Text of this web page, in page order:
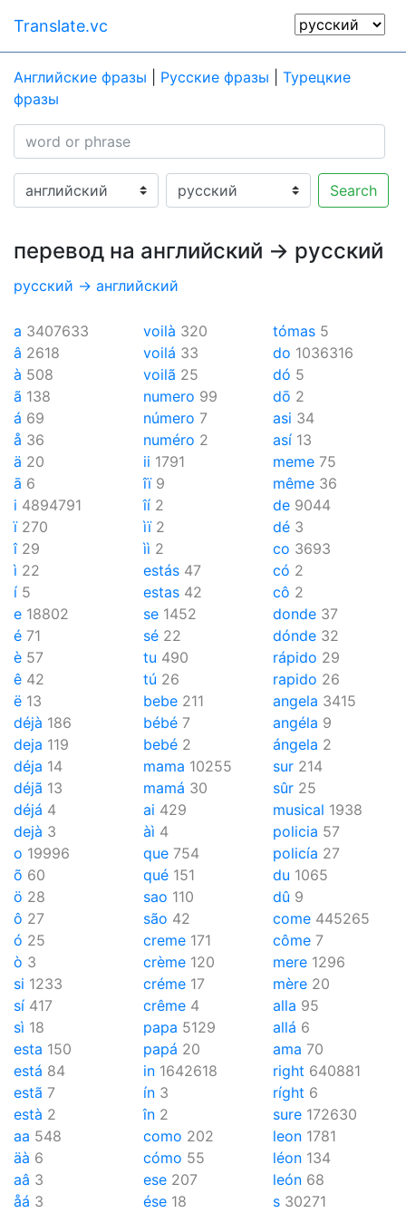
Translate.vc
Английские фразы Русские фразы
Турецкие
фразы
Search
перевод на английский → русский
русский → английский
a 3407633
â 2618
à 508
ã 138
á 69
å 36
ä 20
ā 6
i 4894791
ï 270
î 29
ì 22
í 5
e 18802
é 71
è 57
ê 42
ë 13
déjà 186
deja 119
déja 14
déjã 13
déjá 4
dejà 3
o 19996
õ 60
ö 28
ô 27
ó 25
ò 3
si 1233
sí 417
sì 18
esta 150
está 84
estã 7
està 2
aa 548
äà 6
aâ 3
åá 3
voilà 320
voilá 33
voilã 25
numero 99
número 7
numéro 2
ii 1791
îï 9
îí 2
ìï 2
ìì 2
estás 47
estas 42
se 1452
sé 22
tu 490
tú 26
bebe 211
bébé 7
bebé 2
mama 10255
mamá 30
ai 429
àì 4
que 754
qué 151
sao 110
são 42
creme 171
crème 120
créme 17
crême 4
papa 5129
papá 20
in 1642618
ín 3
în 2
como 202
cómo 55
ese 207
ése 18
tómas 5
do 1036316
dó 5
dō 2
asi 34
así 13
meme 75
même 36
de 9044
dé 3
co 3693
có 2
cô 2
donde 37
dónde 32
rápido 29
rapido 26
angela 3415
angéla 9
ángela 2
sur 214
sûr 25
musical 1938
policia 57
policía 27
du 1065
dû 9
come 445265
côme 7
mere 1296
mère 20
alla 95
allá 6
ama 70
right 640881
ríght 6
sure 172630
leon 1781
léon 134
león 68
s 30271